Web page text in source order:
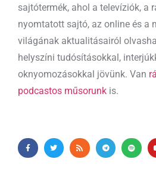
sajtótermék, ahol a televíziók, a
nyomtatott sajtó, az online és a
világának aktualitásairól
helyszíni tudósításokkal,
oknyomozásokkal jövünk. Van
podcastos műsorunk is.